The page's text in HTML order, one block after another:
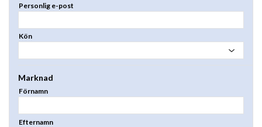
Personlig e-post
Kön
Marknad
Förnamn
Efternamn